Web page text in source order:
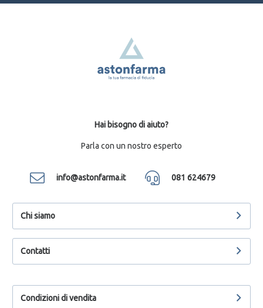
Hai bisogno di aiuto?
Parla con un nostro esperto
info@astonfarma.it 081 624679
Chi siamo
Contatti
Condizioni di vendita